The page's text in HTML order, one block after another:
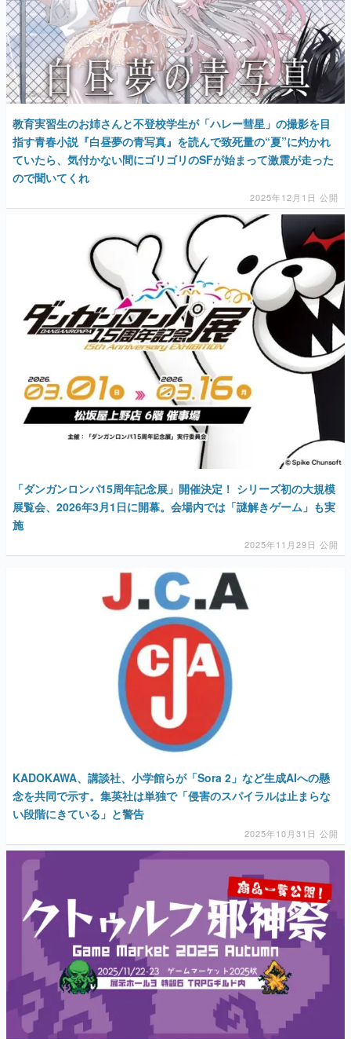
教育実習生のお姉さんと不登校学生が「ハレー彗星」の撮影を目
指す青春小説『白昼夢の青写真』を読んで致死量の“夏”に灼かれ
ていたら、気付かない間にゴリゴリのSFが始まって激震が走った
ので聞いてくれ
2025年12月1日 公開
「ダンガンロンパ15周年記念展」開催決定！ シリーズ初の大規模
展覧会、2026年3月1日に開幕。会場内では「謎解きゲーム」も実
施
2025年11月29日 公開
KADOKAWA、講談社、小学館らが「Sora 2」など生成AIへの懸
念を共同で示す。集英社は単独で「侵害のスパイラルは止まらな
い段階にきている」と警告
2025年10月31日 公開